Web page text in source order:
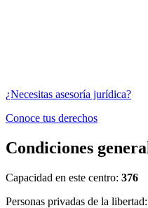
¿Necesitas asesoría jurídica?
Conoce tus derechos
Condiciones
Capacidad en este centro: 376
Personas privadas de la libertad: